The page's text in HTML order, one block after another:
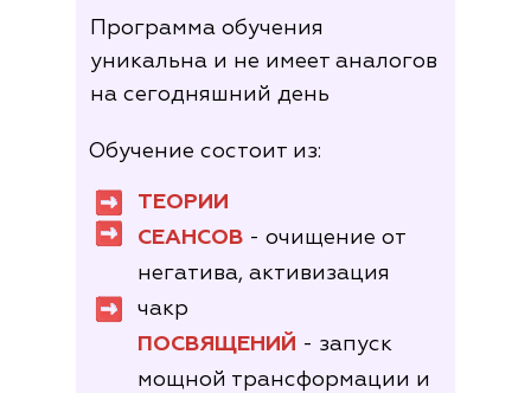
Программа обучения
уникальна и не имеет аналогов
на сегодняшний день
Обучение состоит из:
ТЕОРИИ
СЕАНСОВ - очищение от
негатива, активизация
чакр
ПОСВЯЩЕНИЙ - запуск
мощной трансформации и